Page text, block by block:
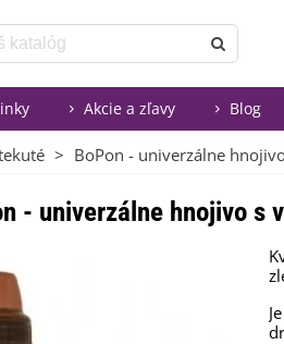
Akcie a zľavy Blog
> BoPon - univerzálne
- univerzálne hnojivo s